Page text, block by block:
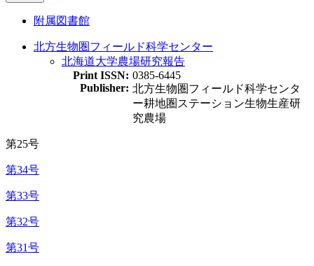
附属図書館
北方生物圏フィールド科学センター
北海道大学農場研究報告
Print ISSN: 0385-6445
Publisher: 北方生物圏フィールド科学センタ
ー耕地圏ステーション生物生産研
究農場
第25号
第34号
第33号
第32号
第31号